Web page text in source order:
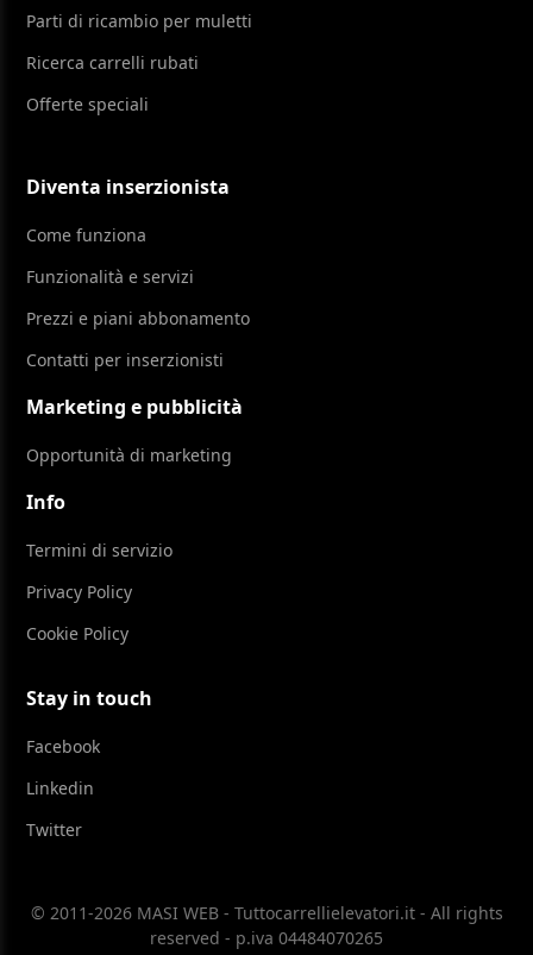
Parti di ricambio per muletti
Ricerca carrelli rubati
Offerte speciali
Diventa inserzionista
Come funziona
Funzionalità e servizi
Prezzi e piani abbonamento
Contatti per inserzionisti
Marketing e pubblicità
Opportunità di marketing
Info
Termini di servizio
Privacy Policy
Cookie Policy
Stay in touch
Facebook
Linkedin
Twitter
© 2011-2026 MASI WEB - Tuttocarrellielevatori.it - All rights
reserved - p.iva 04484070265